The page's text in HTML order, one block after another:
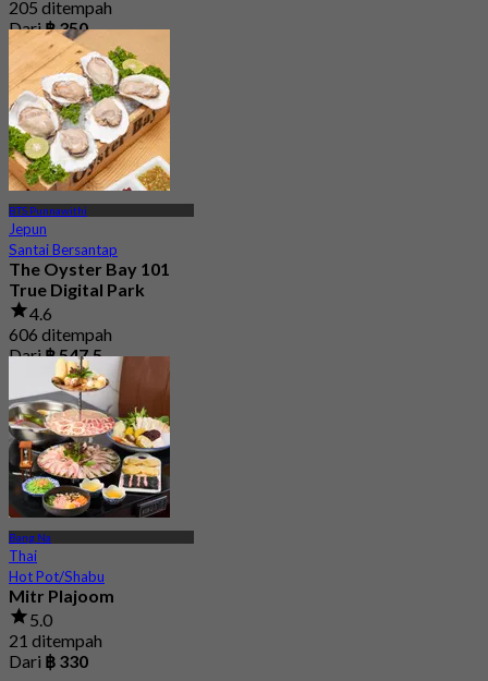
205 ditempah
Dari฿ 350
BTS Punnawithi
Jepun
Santai Bersantap
The Oyster Bay 101
True Digital Park
4.6
606 ditempah
Dari฿ 547.5
Bang Na
Thai
Hot Pot/Shabu
Mitr Plajoom
5.0
21 ditempah
Dari ฿ 330